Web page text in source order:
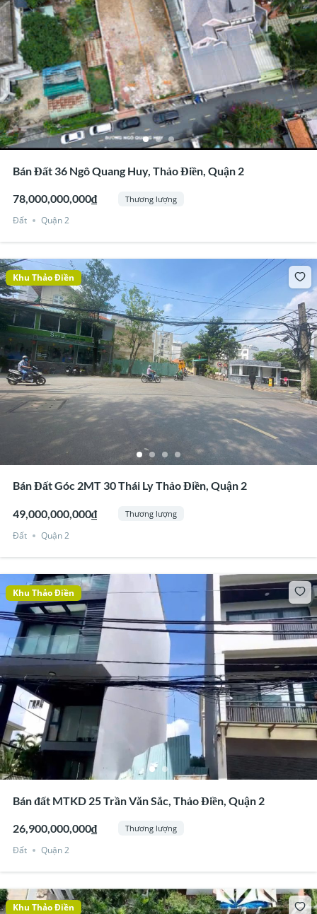
Bán Đất 36 Ngô Quang Huy, Thảo Điền, Quận 2
78,000,000,000₫ Thương lượng
Đất Quận 2
Khu Thảo Điền
Bán Đất Góc 2MT 30 Thái Ly Thảo Điền, Quận 2
49,000,000,000₫ Thương lượng
Đất Quận 2
Khu Thảo Điền
Bán đất MTKD 25 Trần Văn Sắc, Thảo Điền, Quận 2
26,900,000,000₫ Thương lượng
Đất Quận 2
Khu Thảo Điền